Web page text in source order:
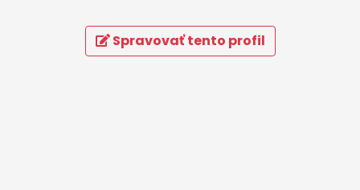
Spravovať tento profil